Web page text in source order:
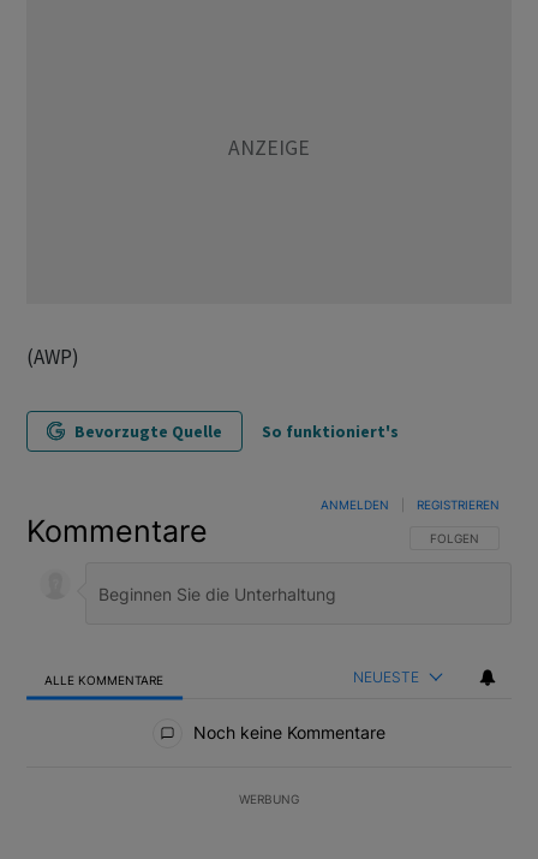
(AWP)
Bevorzugte Quelle So funktioniert's
Kommentare FOLGE DIESER
FOLGEN
ANMELDEN REGISTRIEREN
ALLE KOMMENTARE NEUESTE
Noch keine Kommentare
WERBUNG